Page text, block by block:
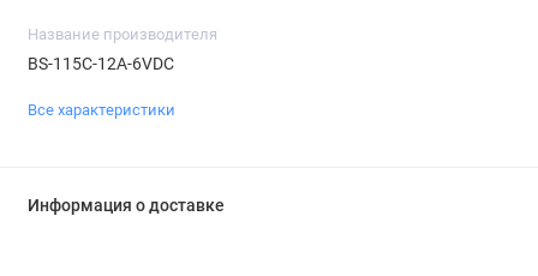
Название производителя
BS-115C-12A-6VDC
Все характеристики
Информация о доставке